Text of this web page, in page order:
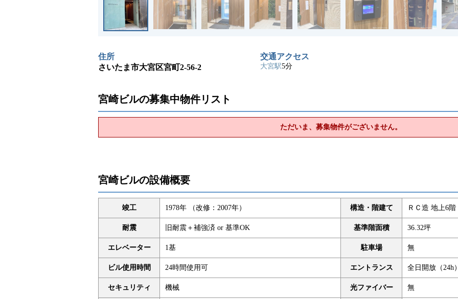
住所
さいたま市大宮区宮町2-56-2
交通アクセス
大宮駅5分
宮崎ビルの募集中物件リスト
ただいま、募集物件がございません。
宮崎ビルの設備概要
竣工 1978年 （改修：2007年） 構造・階建て ＲＣ造 地上6
耐震 旧耐震＋補強済 or 基準OK 基準階面積 36.32坪
エレベーター 1基 駐車場 無
ビル使用時間 24時間使用可 エントランス 全日開放（24h
セキュリティ 機械 光ファイバー 無